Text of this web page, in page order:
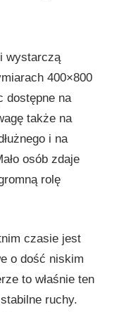
wystarczą
400×800
dostępne na
także na
i na
osób zdaje
rolę
czasie jest
o dość niskim
to właśnie ten
ruchy.